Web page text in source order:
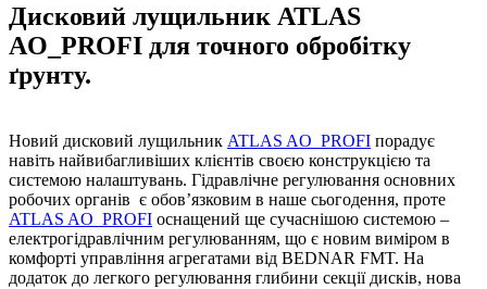
Дисковий лущильник ATLAS
AO_PROFI для точного обробітку
ґрунту.
Новий дисковий лущильник ATLAS AO_PROFI порадує
навіть найвибагливіших клієнтів своєю конструкцією та
системою налаштувань. Гідравлічне регулювання основних
робочих органів є обов’язковим в наше сьогодення, проте
ATLAS AO_PROFI оснащений ще сучаснішою системою –
електрогідравлічним регулюванням, що є новим виміром в
комфорті управління агрегатами від BEDNAR FMT. На
додаток до легкого регулювання глибини секції дисків, нова